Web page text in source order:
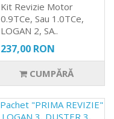
Kit Revizie Motor
0.9TCe, Sau 1.0TCe,
LOGAN 2, SA..
237,00 RON
CUMPĂRĂ